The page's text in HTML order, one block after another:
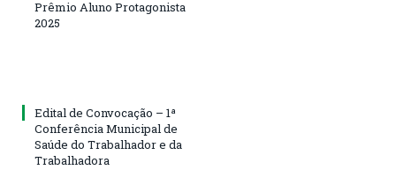
Prêmio Aluno Protagonista
2025
Edital de Convocação – 1ª
Conferência Municipal de
Saúde do Trabalhador e da
Trabalhadora